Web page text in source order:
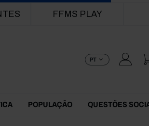
FFMS PLAY
PT
POPULAÇÃO QUESTÕES